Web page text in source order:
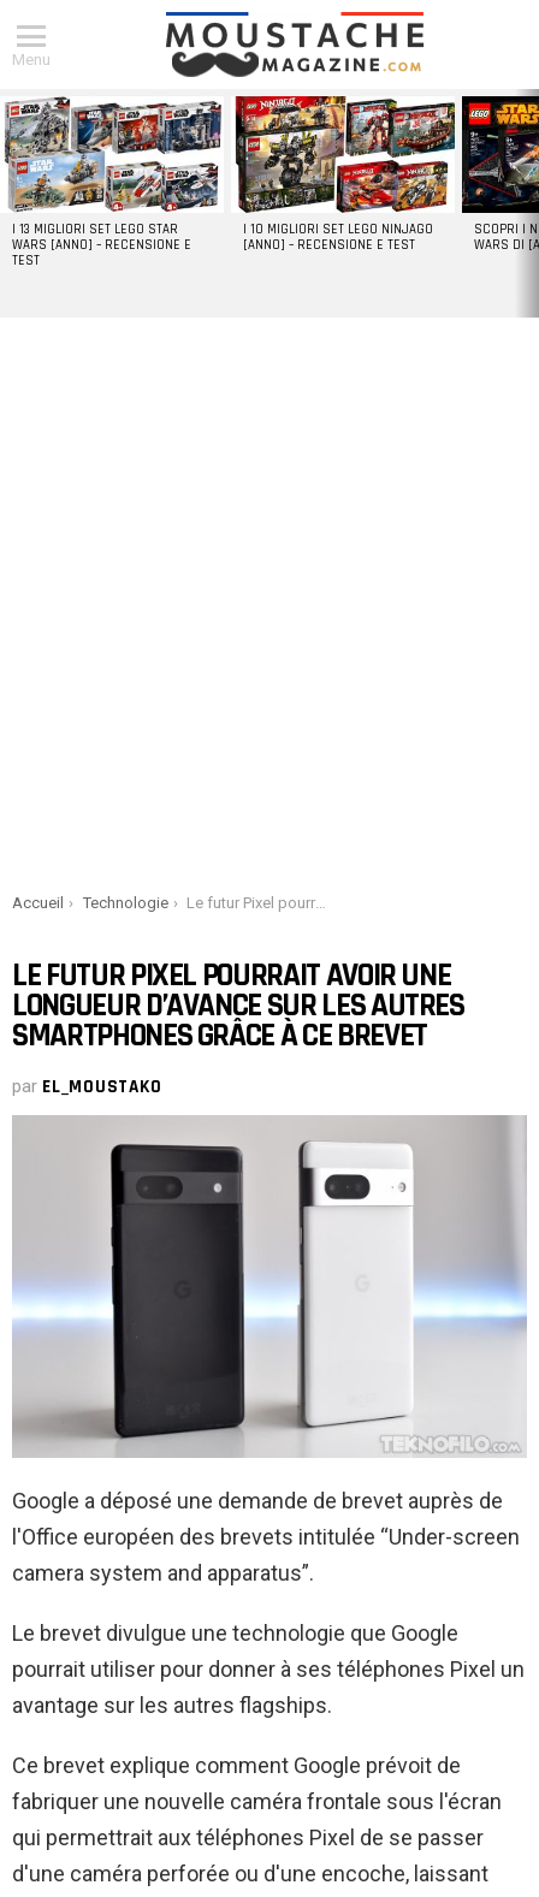
Menu
DERNIERS
ARTICLES
I 13 MIGLIORI SET LEGO STAR
WARS [ANNO] – RECENSIONE E
TEST
I 10 MIGLIORI SET LEGO NINJAGO
[ANNO] – RECENSIONE E TEST
SCOPRI I
WARS DI
You are here:
Accueil Technologie Le futur Pixel pourrait avoir une longueur d’avance sur les autres smartphones grâce à ce brevet
LE FUTUR PIXEL POURRAIT AVOIR UNE
LONGUEUR D’AVANCE SUR LES AUTRES
SMARTPHONES GRÂCE À CE BREVET
par EL_MOUSTAKO
Google a déposé une demande de brevet auprès de
l'Office européen des brevets intitulée “Under-screen
camera system and apparatus”.
Le brevet divulgue une technologie que Google
pourrait utiliser pour donner à ses téléphones Pixel un
avantage sur les autres flagships.
Ce brevet explique comment Google prévoit de
fabriquer une nouvelle caméra frontale sous l'écran
qui permettrait aux téléphones Pixel de se passer
d'une caméra perforée ou d'une encoche, laissant